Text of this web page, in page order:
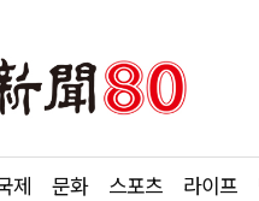
제 문화 스포츠 라이프